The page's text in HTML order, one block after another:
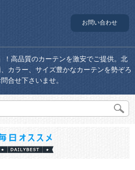
お問い合わせ
！高品質のカーテンを激安でご提供。北
カラー、サイズ豊かなカーテンを勢ぞろ
合せ下さいませ。